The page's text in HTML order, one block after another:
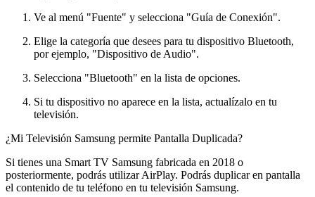
Ve al menú "Fuente" y selecciona "Guía de Conexión".
Elige la categoría que desees para tu dispositivo Bluetooth,
por ejemplo, "Dispositivo de Audio".
Selecciona "Bluetooth" en la lista de opciones.
Si tu dispositivo no aparece en la lista, actualízalo en tu
televisión.
¿Mi Televisión Samsung permite Pantalla Duplicada?
Si tienes una Smart TV Samsung fabricada en 2018 o
posteriormente, podrás utilizar AirPlay. Podrás duplicar en pantalla
el contenido de tu teléfono en tu televisión Samsung.